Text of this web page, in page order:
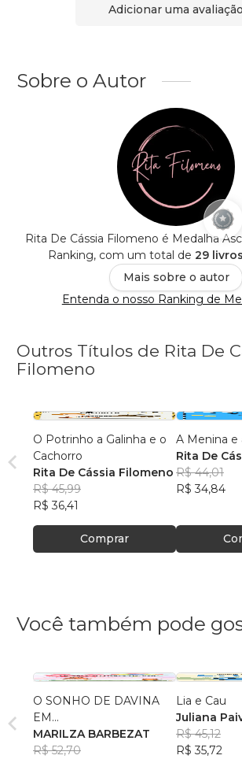
Adicionar uma avaliação
Sobre o Autor
Rita De Cássia Filomeno é Medalha
Ranking, com um total de 29
Mais sobre o autor
Entenda o nosso Ranking de
Outros Títulos de Rita De
Filomeno
O Potrinho a Galinha e o
Cachorro
Rita De Cássia Filomeno
R$ 45,99
R$ 36,41
Comprar
A Menina e
Rita De
R$ 44,01
R$ 34,84
Você também pode
O SONHO DE DAVINA
EM...
MARILZA BARBEZAT
R$ 52,70
Lia e Cau
Juliana
R$ 45,12
R$ 35,72